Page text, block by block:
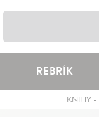
REBRÍK
KNIHY -